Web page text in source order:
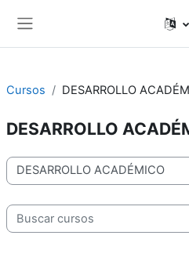
Cursos DESARROLLO
DESARROLLO
Categorías
Buscar cursos